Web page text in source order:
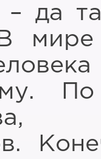
– да
мире